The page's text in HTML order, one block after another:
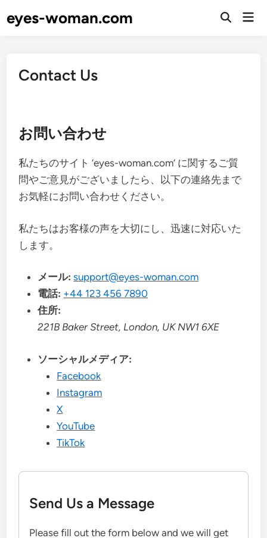
toeyes-woman.com
Open
Contact Us
お問い合わせ
私たちのサイト ‘eyes-woman.com’ に関するご質
問やご意見がございましたら、以下の連絡先まで
お気軽にお問い合わせください。
私たちはお客様の声を大切にし、迅速に対応いた
します。
メール: support@eyes-woman.com
電話: +44 123 456 7890
住所:
221B Baker Street, London, UK NW1 6XE
ソーシャルメディア:
Facebook
Instagram
X
YouTube
TikTok
Send Us a Message
Please fill out the form below and we will get